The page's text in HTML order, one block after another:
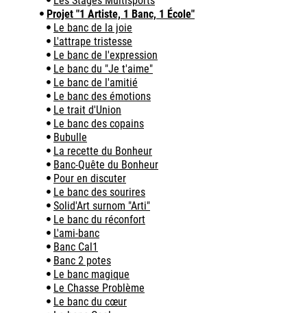
Projet "1 Artiste, 1 Banc, 1 École"
Le banc de la joie
L'attrape tristesse
Le banc de l'expression
Le banc du "Je t'aime"
Le banc de l'amitié
Le banc des émotions
Le trait d'Union
Le banc des copains
Bubulle
La recette du Bonheur
Banc-Quête du Bonheur
Pour en discuter
Le banc des sourires
Solid'Art surnom "Arti"
Le banc du réconfort
L'ami-banc
Banc Cal1
Banc 2 potes
Le banc magique
Le Chasse Problème
Le banc du cœur